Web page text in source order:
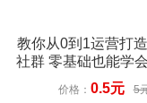
教你从0到1运营打
社群 零基础也能学
营
价格： 0.5元 5